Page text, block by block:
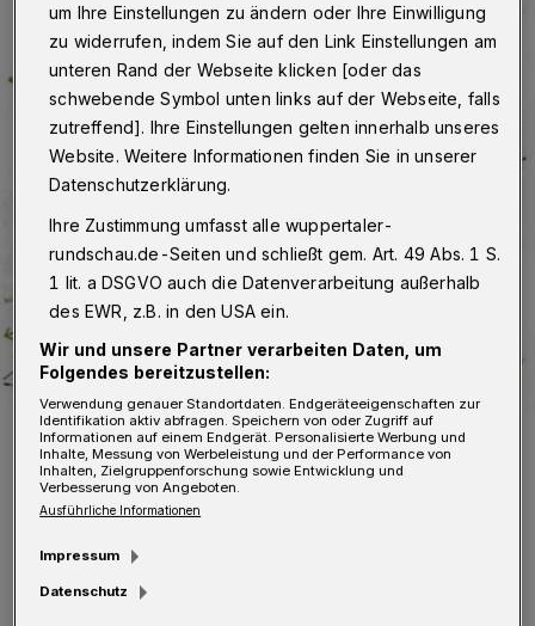
Der Bürgerradweg soll die Lücke schließen.
Foto: Stadt Wuppertal
um Ihre Einstellungen zu ändern oder Ihre Einwilligung
zu widerrufen, indem Sie auf den Link Einstellungen am
unteren Rand der Webseite klicken [oder das
schwebende Symbol unten links auf der Webseite, falls
zutreffend]. Ihre Einstellungen gelten innerhalb unseres
Website. Weitere Informationen finden Sie in unserer
Datenschutzerklärung.
Ihre Zustimmung umfasst alle wuppertaler-
rundschau.de-Seiten und schließt gem. Art. 49 Abs. 1 S.
1 lit. a DSGVO auch die Datenverarbeitung außerhalb
des EWR, z.B. in den USA ein.
Wir und unsere Partner verarbeiten Daten, um
Folgendes bereitzustellen:
Verwendung genauer Standortdaten. Endgeräteeigenschaften zur
Identifikation aktiv abfragen. Speichern von oder Zugriff auf
Informationen auf einem Endgerät. Personalisierte Werbung und
Inhalte, Messung von Werbeleistung und der Performance von
Inhalten, Zielgruppenforschung sowie Entwicklung und
Verbesserung von Angeboten.
Ausführliche Informationen
Impressum
Datenschutz